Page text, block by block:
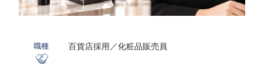
職種 百貨店採用／化粧品販売員